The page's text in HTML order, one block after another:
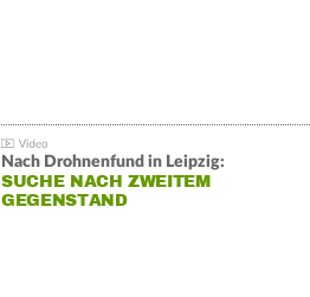
Nach Drohnenfund in Leipzig:
SUCHE NACH ZWEITEM
GEGENSTAND